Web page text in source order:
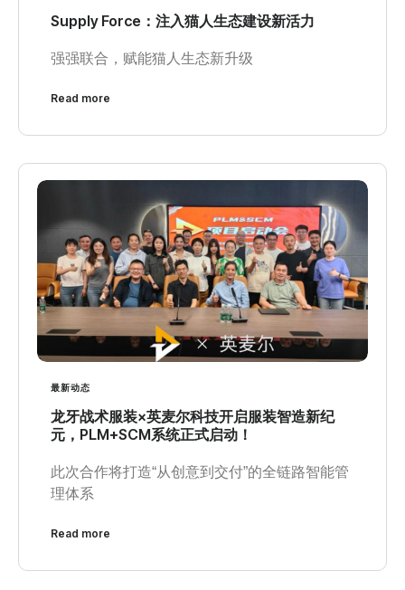
Supply Force：注入猫人生态建设新活力
强强联合，赋能猫人生态新升级
Read more
最新动态
龙牙战术服装×英麦尔科技开启服装智造新纪
元，PLM+SCM系统正式启动！
此次合作将打造“从创意到交付”的全链路智能管
理体系
Read more